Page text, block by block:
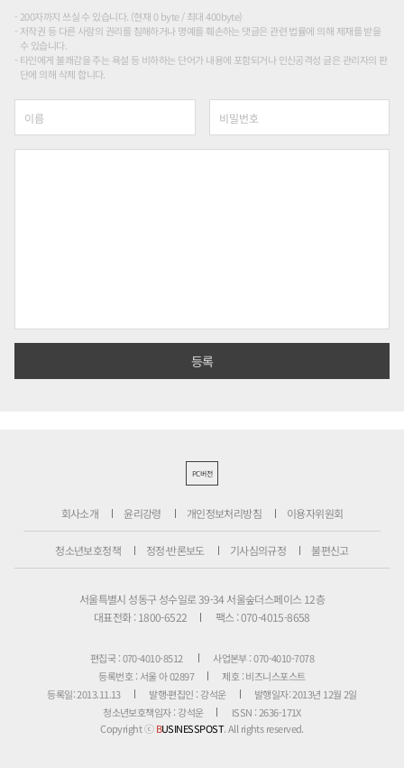
200자까지 쓰실 수 있습니다. (현재 0 byte / 최대 400byte)
저작권 등 다른 사람의 권리를 침해하거나 명예를 훼손하는 댓글은 관련 법률에 의해 제재를 받을
수 있습니다.
타인에게 불쾌감을 주는 욕설 등 비하하는 단어가 내용에 포함되거나 인신공격성 글은 관리자의 판
단에 의해 삭제 합니다.
PC버전
회사소개 윤리강령 개인정보처리방침 이용자위원회
청소년보호정책 정정·반론보도 기사심의규정 불편신고
서울특별시 성동구 성수일로 39-34 서울숲더스페이스 12층
대표전화 : 1800-6522
팩스 : 070-4015-8658
편집국 : 070-4010-8512
사업본부 : 070-4010-7078
등록번호 : 서울 아 02897
제호 : 비즈니스포스트
등록일: 2013.11.13
발행·편집인 : 강석운
발행일자: 2013년 12월 2일
청소년보호책임자 : 강석운
ISSN : 2636-171X
Copyright ⓒBUSINESSPOST. All rights reserved.